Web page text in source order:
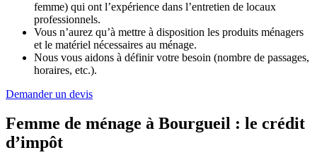
femme) qui ont l’expérience dans l’entretien de locaux
professionnels.
Vous n’aurez qu’à mettre à disposition les produits ménagers
et le matériel nécessaires au ménage.
Nous vous aidons à définir votre besoin (nombre de passages,
horaires, etc.).
Demander un devis
Femme de ménage à Bourgueil : le crédit
d’impôt